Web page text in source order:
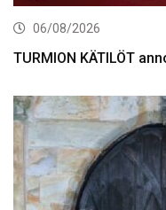
06/08/2026
TURMION KÄTILÖT